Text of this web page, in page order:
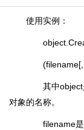
使用实例：
(filename[,
其中object
对象的名称。
filename是